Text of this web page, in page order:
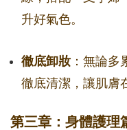
升好氣色。
徹底卸妝 ：無論
徹底清潔，讓肌膚
第三章：身體護理